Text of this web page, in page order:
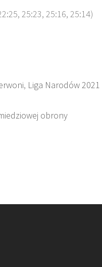
25:23, 25:16, 25:14)
, Liga Narodów 2021
obrony